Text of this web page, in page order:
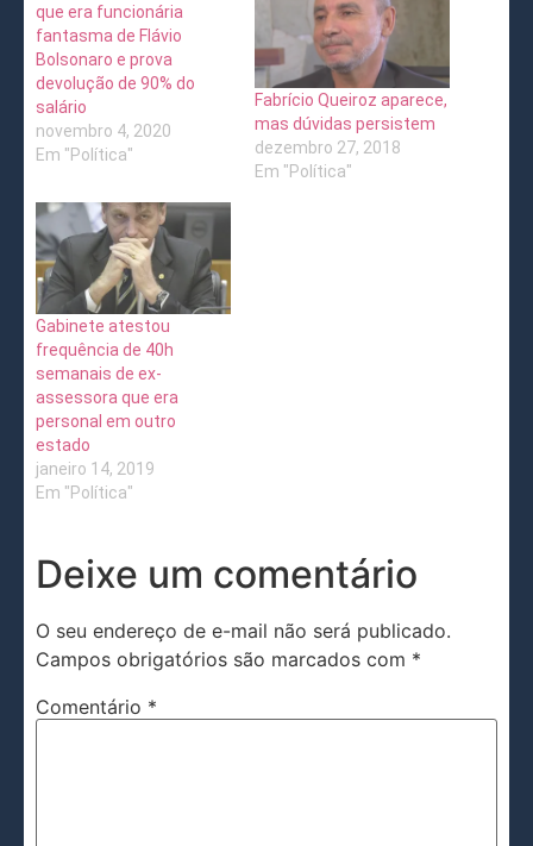
que era funcionária
fantasma de Flávio
Bolsonaro e prova
devolução de 90% do
salário
novembro 4, 2020
Em "Política"
Fabrício Queiroz aparece,
mas dúvidas persistem
dezembro 27, 2018
Em "Política"
Gabinete atestou
frequência de 40h
semanais de ex-
assessora que era
personal em outro
estado
janeiro 14, 2019
Em "Política"
Deixe um comentário
O seu endereço de e-mail não será publicado.
Campos obrigatórios são marcados com *
Comentário *